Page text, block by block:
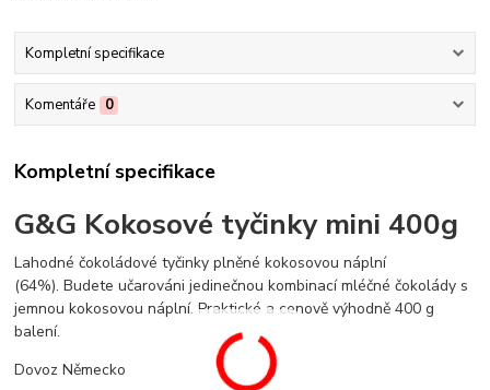
Kompletní specifikace
Komentáře 0
Kompletní specifikace
G&G Kokosové tyčinky mini 400g
Lahodné čokoládové tyčinky plněné kokosovou náplní
(64%). Budete učarováni jedinečnou kombinací mléčné čokolády s
jemnou kokosovou náplní. Praktické a cenově výhodně 400 g
balení.
Dovoz Německo